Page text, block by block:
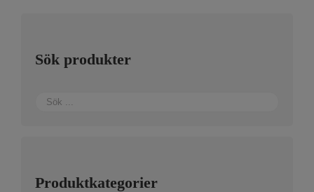
Sök produkter
Produktkategorier